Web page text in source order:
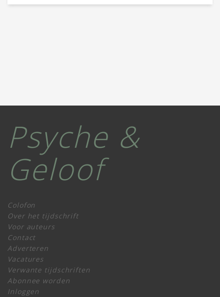
Psyche &
Geloof
Colofon
Over het tijdschrift
Voor auteurs
Contact
Adverteren
Vacatures
Verwante tijdschriften
Abonnee worden
Inloggen